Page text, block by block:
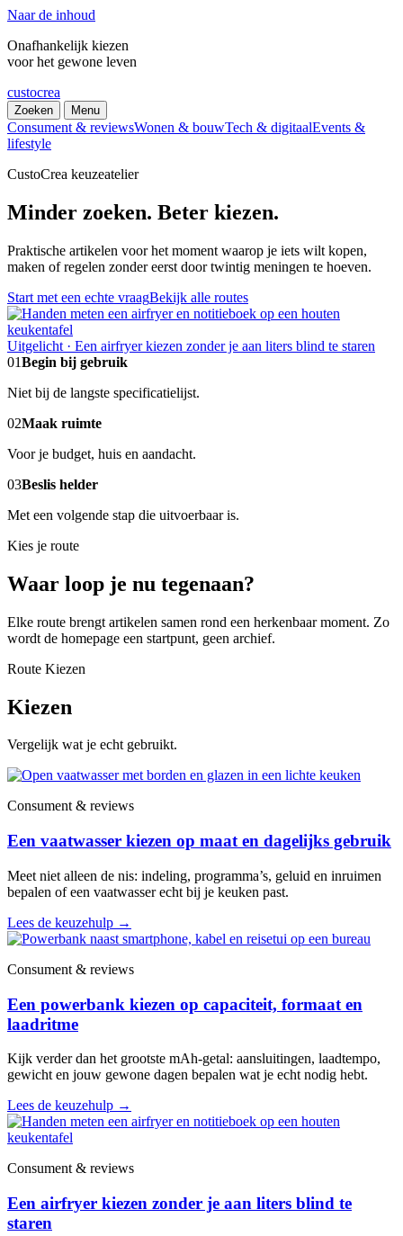
Naar de inhoud
Onafhankelijk kiezen
voor het gewone leven
custocrea
Zoeken Menu
Consument & reviewsWonen & bouwTech & digitaalEvents &
lifestyle
CustoCrea keuzeatelier
Minder zoeken. Beter kiezen.
Praktische artikelen voor het moment waarop je iets wilt kopen,
maken of regelen zonder eerst door twintig meningen te hoeven.
Start met een echte vraagBekijk alle routes
Uitgelicht · Een airfryer kiezen zonder je aan liters blind te staren
01Begin bij gebruik
Niet bij de langste specificatielijst.
02Maak ruimte
Voor je budget, huis en aandacht.
03Beslis helder
Met een volgende stap die uitvoerbaar is.
Kies je route
Waar loop je nu tegenaan?
Elke route brengt artikelen samen rond een herkenbaar moment. Zo
wordt de homepage een startpunt, geen archief.
Route Kiezen
Kiezen
Vergelijk wat je echt gebruikt.
Consument & reviews
Een vaatwasser kiezen op maat en dagelijks gebruik
Meet niet alleen de nis: indeling, programma’s, geluid en inruimen
bepalen of een vaatwasser echt bij je keuken past.
Lees de keuzehulp →
Consument & reviews
Een powerbank kiezen op capaciteit, formaat en
laadritme
Kijk verder dan het grootste mAh-getal: aansluitingen, laadtempo,
gewicht en jouw gewone dagen bepalen wat je echt nodig hebt.
Lees de keuzehulp →
Consument & reviews
Een airfryer kiezen zonder je aan liters blind te
staren